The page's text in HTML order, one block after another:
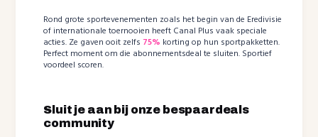
Rond grote sportevenementen zoals het begin van de Eredivisie
of internationale toernooien heeft Canal Plus vaak speciale
acties. Ze gaven ooit zelfs 75% korting op hun sportpakketten.
Perfect moment om die abonnementsdeal te sluiten. Sportief
voordeel scoren.
Sluit je aan bij onze bespaardeals
community